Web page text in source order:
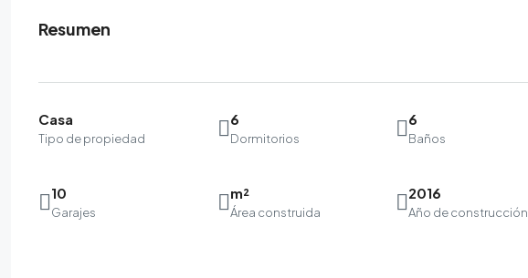
Resumen
Casa
Tipo de propiedad
6
Dormitorios
6
Baños
10
Garajes
m²
Área construida
2016
Año de construcción